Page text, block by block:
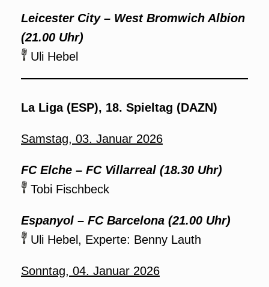
Leicester City – West Bromwich Albion
(21.00 Uhr)
Uli Hebel
La Liga (ESP), 18. Spieltag (DAZN)
Samstag, 03. Januar 2026
FC Elche – FC Villarreal (18.30 Uhr)
Tobi Fischbeck
Espanyol – FC Barcelona (21.00 Uhr)
Uli Hebel, Experte: Benny Lauth
Sonntag, 04. Januar 2026